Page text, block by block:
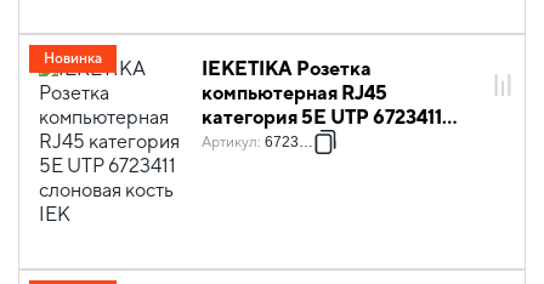
IEKETIKA Розетка
компьютерная RJ45
категория 5Е UTP 6723411
слоновая кость IEK
Артикул: 6723411
Новинка